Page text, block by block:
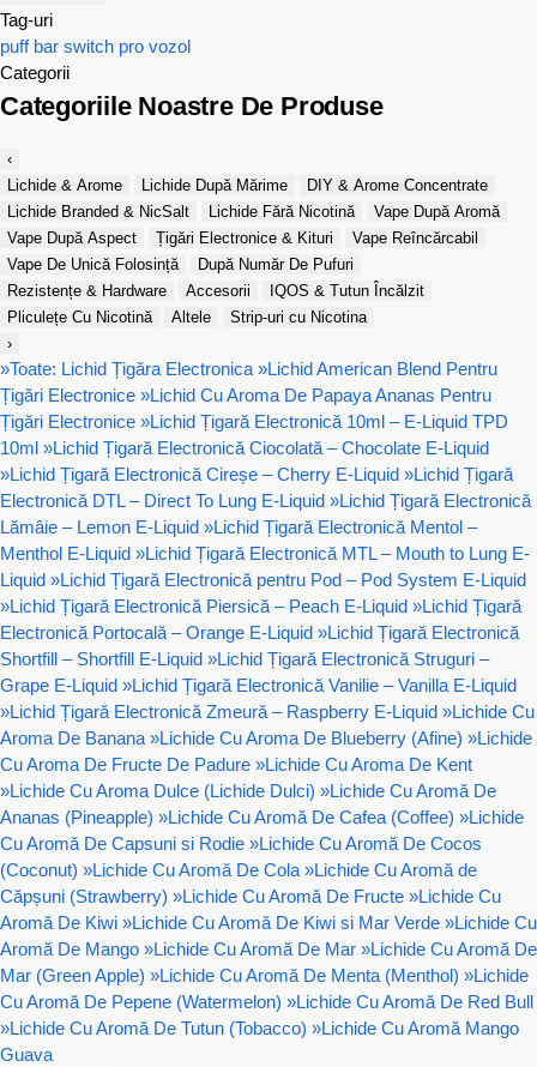
Tag-uri
puff bar switch pro vozol
Categorii
Categoriile Noastre De Produse
‹
Lichide & Arome
Lichide După Mărime
DIY & Arome Concentrate
Lichide Branded & NicSalt
Lichide Fără Nicotină
Vape După Aromă
Vape După Aspect
Țigări Electronice & Kituri
Vape Reîncărcabil
Vape De Unică Folosință
După Număr De Pufuri
Rezistențe & Hardware
Accesorii
IQOS & Tutun Încălzit
Pliculețe Cu Nicotină
Altele
Strip-uri cu Nicotina
›
»Toate: Lichid Țigăra Electronica »Lichid American Blend Pentru
Țigări Electronice »Lichid Cu Aroma De Papaya Ananas Pentru
Țigări Electronice »Lichid Țigară Electronică 10ml – E-Liquid TPD
10ml »Lichid Țigară Electronică Ciocolată – Chocolate E-Liquid
»Lichid Țigară Electronică Cireșe – Cherry E-Liquid »Lichid Țigară
Electronică DTL – Direct To Lung E-Liquid »Lichid Țigară Electronică
Lămâie – Lemon E-Liquid »Lichid Țigară Electronică Mentol –
Menthol E-Liquid »Lichid Țigară Electronică MTL – Mouth to Lung E-
Liquid »Lichid Țigară Electronică pentru Pod – Pod System E-Liquid
»Lichid Țigară Electronică Piersică – Peach E-Liquid »Lichid Țigară
Electronică Portocală – Orange E-Liquid »Lichid Țigară Electronică
Shortfill – Shortfill E-Liquid »Lichid Țigară Electronică Struguri –
Grape E-Liquid »Lichid Țigară Electronică Vanilie – Vanilla E-Liquid
»Lichid Țigară Electronică Zmeură – Raspberry E-Liquid »Lichide Cu
Aroma De Banana »Lichide Cu Aroma De Blueberry (Afine) »Lichide
Cu Aroma De Fructe De Padure »Lichide Cu Aroma De Kent
»Lichide Cu Aroma Dulce (Lichide Dulci) »Lichide Cu Aromă De
Ananas (Pineapple) »Lichide Cu Aromă De Cafea (Coffee) »Lichide
Cu Aromă De Capsuni si Rodie »Lichide Cu Aromă De Cocos
(Coconut) »Lichide Cu Aromă De Cola »Lichide Cu Aromă de
Căpșuni (Strawberry) »Lichide Cu Aromă De Fructe »Lichide Cu
Aromă De Kiwi »Lichide Cu Aromă De Kiwi si Mar Verde »Lichide Cu
Aromă De Mango »Lichide Cu Aromă De Mar »Lichide Cu Aromă De
Mar (Green Apple) »Lichide Cu Aromă De Menta (Menthol) »Lichide
Cu Aromă De Pepene (Watermelon) »Lichide Cu Aromă De Red Bull
»Lichide Cu Aromă De Tutun (Tobacco) »Lichide Cu Aromă Mango
Guava